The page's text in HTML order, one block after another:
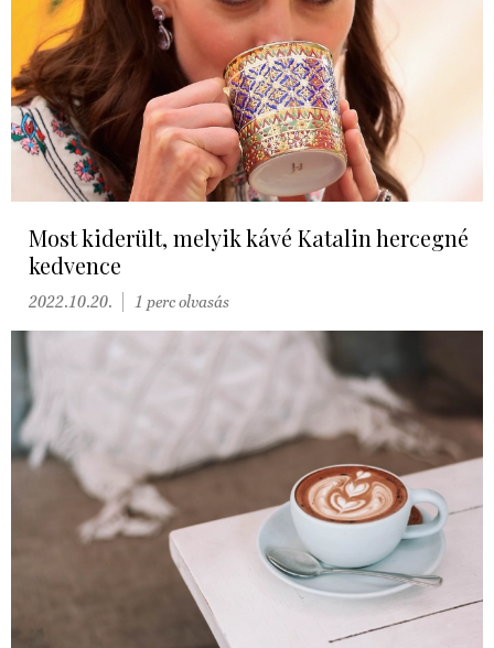
Most kiderült, melyik kávé Katalin hercegné
kedvence
2022.10.20. 1 perc olvasás